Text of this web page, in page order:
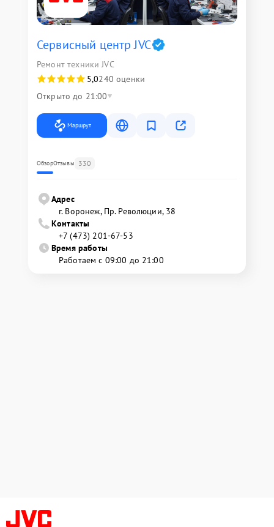
Сервисный центр JVC
Ремонт техники JVC
5,0240 оценки
Открыто до 21:00
Маршрут
ОбзорОтзывы 330
Адрес
г. Воронеж, Пр. Революции, 38
Контакты
+7 (473) 201-67-53
Время работы
Работаем с 09:00 до 21:00